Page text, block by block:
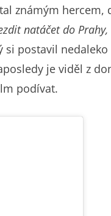
známým hercem,
natáčet do Prahy,
postavil
je viděl z
podívat.